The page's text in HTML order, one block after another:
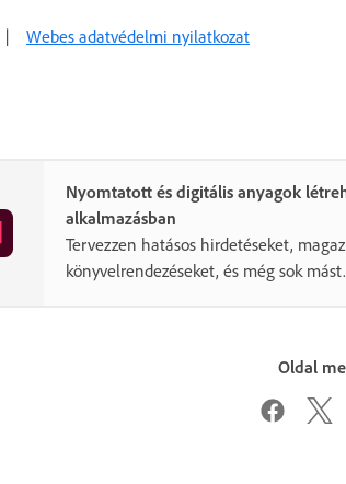
Webes adatvédelmi nyilatkozat
Nyomtatott és digitális anyagok
alkalmazásban
Tervezzen hatásos hirdetéseket,
könyvelrendezéseket, és még sok mást.
Oldal